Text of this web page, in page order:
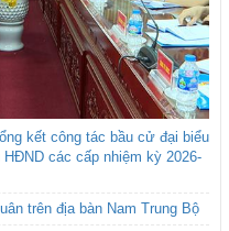
kết công tác bầu cử đại biểu
các cấp nhiệm kỳ 2026-
trên địa bàn Nam Trung Bộ